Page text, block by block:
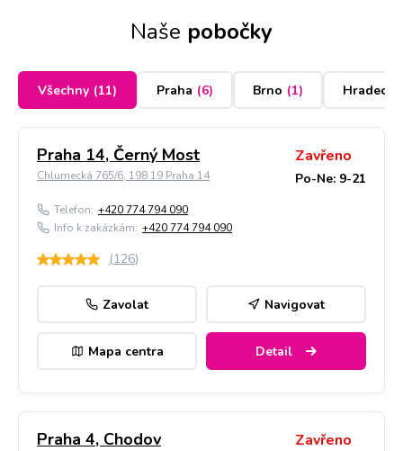
Naše pobočky
Všechny (11) Praha (6) Brno (1) Hradec
Praha 14, Černý Most
Chlumecká 765/6, 198 19 Praha 14
Zavřeno
Po-Ne: 9-21
Telefon: +420 774 794 090
Info k zakázkám: +420 774 794 090
(126)
Zavolat Navigovat
Mapa centra Detail
Praha 4, Chodov Zavřeno